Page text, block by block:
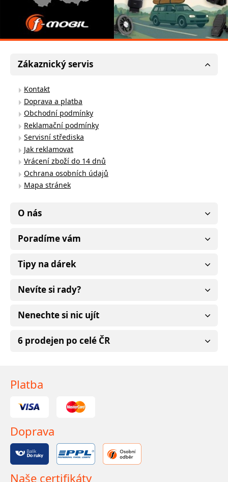
Zákaznický servis
Kontakt
Doprava a platba
Obchodní podmínky
Reklamační podmínky
Servisní střediska
Jak reklamovat
Vrácení zboží do 14 dnů
Ochrana osobních údajů
Mapa stránek
O nás
Poradíme vám
Tipy na dárek
Nevíte si rady?
Nenechte si nic ujít
6 prodejen po celé ČR
Platba
Doprava
Naše certifikáty